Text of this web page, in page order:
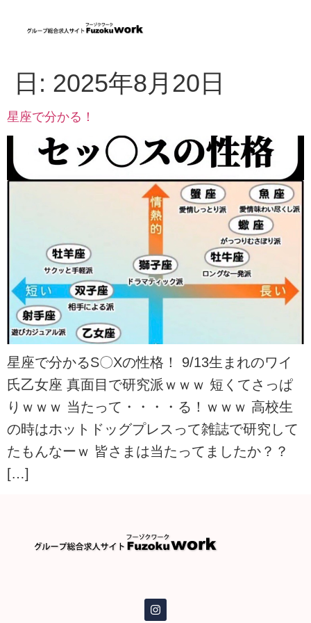
日: 2025年8月20日
星座で分かる！
星座で分かるS〇Xの性格！ 9/13生まれのワイ
氏乙女座 真面目で研究派ｗｗｗ 短くてさっぱ
りｗｗｗ 当たって・・・・る！ｗｗｗ 高校生
の時はホットドッグプレスって雑誌で研究して
たもんなーｗ 皆さまは当たってましたか？？
[…]